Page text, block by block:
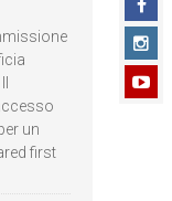
un
first